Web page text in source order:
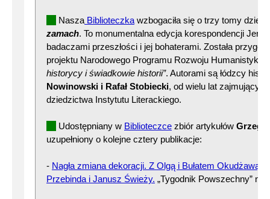
Nasza Biblioteczka wzbogaciła się o trzy tomy dzieła
zamach. To monumentalna edycja korespondencji
badaczami przeszłości i jej bohaterami. Została
projektu Narodowego Programu Rozwoju Humanistyki
historycy i świadkowie historii”. Autorami są łódzcy
Nowinowski i Rafał Stobiecki, od wielu lat zajmujący
dziedzictwa Instytutu Literackiego.
Udostępniany w Biblioteczce zbiór artykułów
uzupełniony o kolejne cztery publikacje:
- Nagła zmiana dekoracji. Z Olgą i Bułatem Okudżawą
Przebinda i Janusz Świeży. „Tygodnik Powszechny” nr